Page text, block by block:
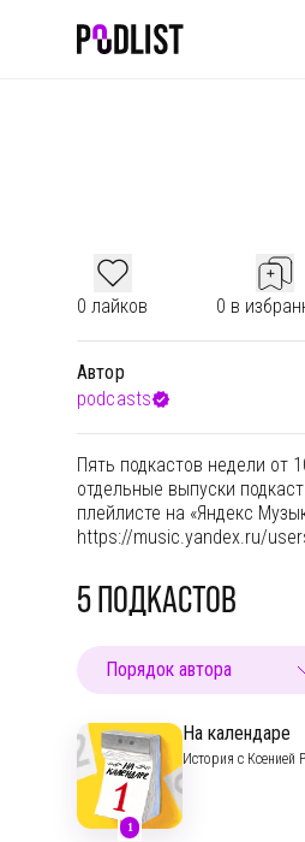
0 лайков 0 в
Автор
podcasts
Пять подкастов недели от
отдельные выпуски
плейлисте на «Яндекс
https://music.yandex.ru/
5ПОДКАСТОВ
1
На календаре
История с Ксенией